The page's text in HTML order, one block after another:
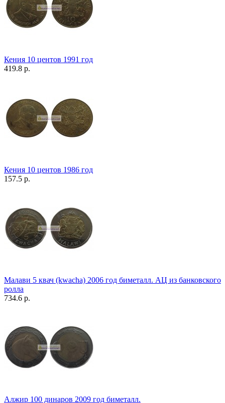
Кения 10 центов 1991 год
419.8 р.
Кения 10 центов 1986 год
157.5 р.
Малави 5 квач (kwacha) 2006 год биметалл. АЦ из банковского
ролла
734.6 р.
Алжир 100 динаров 2009 год биметалл.